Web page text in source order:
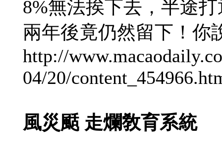
8%無法挨下去，半途
兩年後竟仍然留下！你
http://
04/20/
風災颳 走爛敎育系統